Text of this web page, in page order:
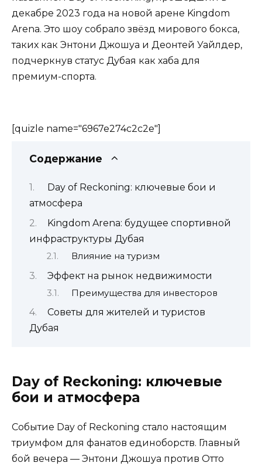
декабре 2023 года на новой арене Kingdom
Arena. Это шоу собрало звёзд мирового бокса,
таких как Энтони Джошуа и Деонтей Уайлдер,
подчеркнув статус Дубая как хаба для
премиум-спорта.
[quizle name="6967e274c2c2e"]
Содержание
Day of Reckoning: ключевые бои и
атмосфера
Kingdom Arena: будущее спортивной
инфраструктуры Дубая
Влияние на туризм
Эффект на рынок недвижимости
Преимущества для инвесторов
Советы для жителей и туристов
Дубая
Day of Reckoning: ключевые
бои и атмосфера
Событие Day of Reckoning стало настоящим
триумфом для фанатов единоборств. Главный
бой вечера — Энтони Джошуа против Отто